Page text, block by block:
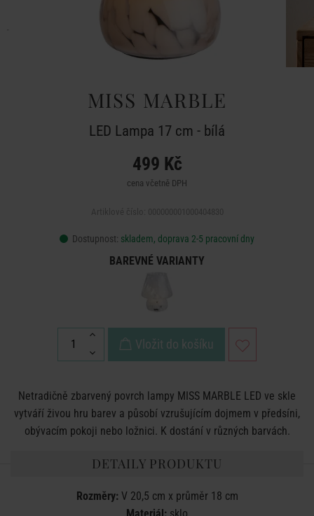
MISS MARBLE
LED Lampa 17 cm - bílá
499 Kč
cena včetně DPH
Dostupnost: skladem, doprava 2-5 pracovní dny
BAREVNÉ VARIANTY
Vložit do košíku
Netradičně zbarvený povrch lampy MISS MARBLE LED ve skle
vytváří živou hru barev a působí vzrušujícím dojmem v předsíni,
obývacím pokoji nebo ložnici. K dostání v různých barvách.
DETAILY PRODUKTU
Rozměry:V 20,5 cm x průměr 18 cm